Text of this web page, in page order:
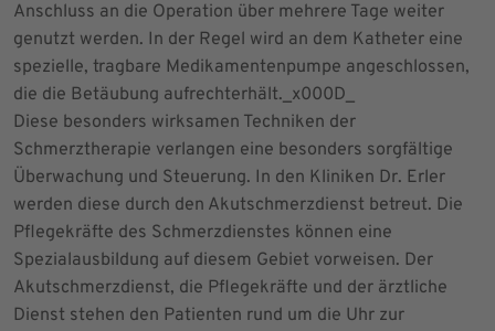
Anschluss an die Operation über mehrere Tage weiter
genutzt werden. In der Regel wird an dem Katheter eine
spezielle, tragbare Medikamentenpumpe angeschlossen,
die die Betäubung aufrechterhält._x000D_
Diese besonders wirksamen Techniken der
Schmerztherapie verlangen eine besonders sorgfältige
Überwachung und Steuerung. In den Kliniken Dr. Erler
werden diese durch den Akutschmerzdienst betreut. Die
Pflegekräfte des Schmerzdienstes können eine
Spezialausbildung auf diesem Gebiet vorweisen. Der
Akutschmerzdienst, die Pflegekräfte und der ärztliche
Dienst stehen den Patienten rund um die Uhr zur